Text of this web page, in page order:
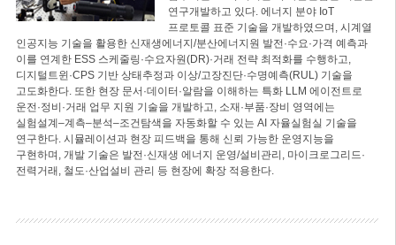
연구개발하고 있다. 에너지 분야 IoT
프로토콜 표준 기술을 개발하였으며, 시계열
인공지능 기술을 활용한 신재생에너지/분산에너지원 발전·수요·가격 예측과
이를 연계한 ESS 스케줄링·수요자원(DR)·거래 전략 최적화를 수행하고,
디지털트윈·CPS 기반 상태추정과 이상/고장진단·수명예측(RUL) 기술을
고도화한다. 또한 현장 문서·데이터·알람을 이해하는 특화 LLM 에이전트로
운전·정비·거래 업무 지원 기술을 개발하고, 소재·부품·장비 영역에는
실험설계–계측–분석–조건탐색을 자동화할 수 있는 AI 자율실험실 기술을
연구한다. 시뮬레이션과 현장 피드백을 통해 신뢰 가능한 운영지능을
구현하며, 개발 기술은 발전·신재생 에너지 운영/설비관리, 마이크로그리드·
전력거래, 철도·산업설비 관리 등 현장에 확장 적용한다.